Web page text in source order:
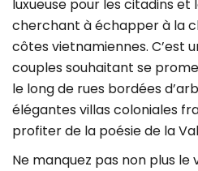
luxueuse pour les citadins et
cherchant à échapper à la
côtes vietnamiennes. C’est
couples souhaitant se
le long de rues bordées
élégantes villas coloniales
profiter de la poésie de la
Ne manquez pas non plus le